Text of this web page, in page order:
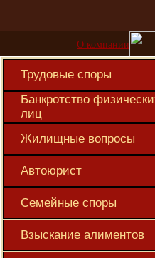
О компании
Трудовые споры
Банкротство
лиц
Жилищные вопросы
Автоюрист
Семейные споры
Взыскание алиментов